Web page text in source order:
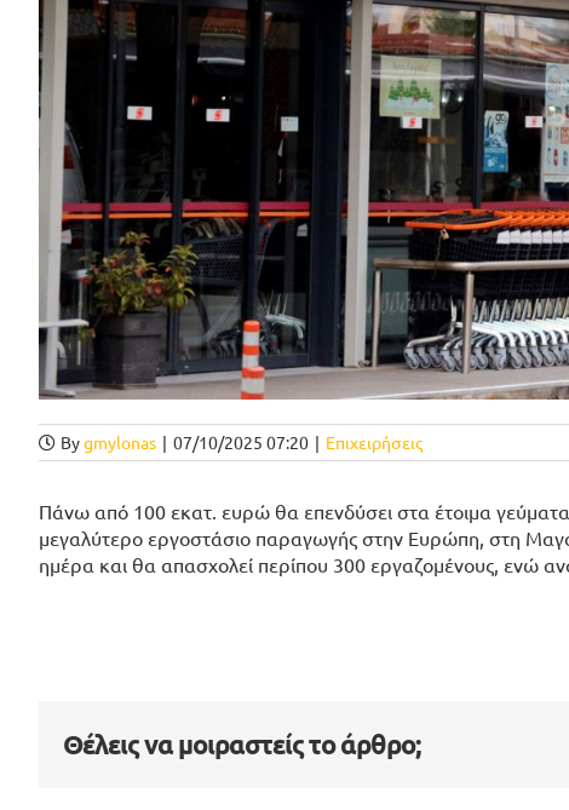
Bygmylonas | 07/10/2025 07:20 | Επιχειρήσεις
Πάνω από 100 εκατ. ευρώ θα επενδύσει στα έτοιμα
μεγαλύτερο εργοστάσιο παραγωγής στην Ευρώπη, στη
ημέρα και θα απασχολεί περίπου 300 εργαζομένους, ενώ
Θέλεις να μοιραστείς το άρθρο;